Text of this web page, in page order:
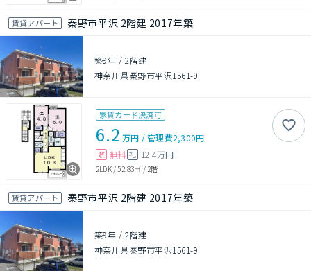
賃貸アパート 秦野市平沢 2階建 2017年築
築9年 / 2階建
神奈川県秦野市平沢1561-9
家賃カード決済可
6.2 万円 /管理費2,300円
敷 無料 礼 12.4万円
2LDK/52.83㎡ /2階
賃貸アパート 秦野市平沢 2階建 2017年築
築9年 / 2階建
神奈川県秦野市平沢1561-9